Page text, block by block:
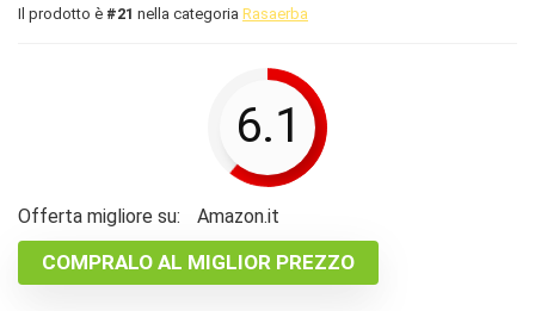
Il prodotto è #21 nella categoria Rasaerba
6.1
Offerta migliore su: Amazon.it
COMPRALO AL MIGLIOR PREZZO